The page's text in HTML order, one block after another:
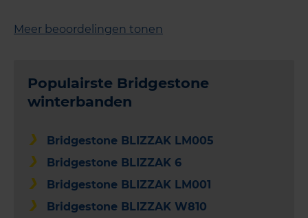
Meer beoordelingen tonen
Populairste Bridgestone
winterbanden
Bridgestone BLIZZAK LM005
Bridgestone BLIZZAK 6
Bridgestone BLIZZAK LM001
Bridgestone BLIZZAK W810